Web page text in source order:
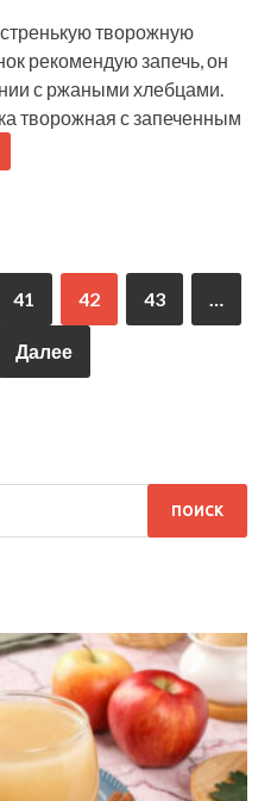
творожную
рекомендую запечь, он
с ржаными хлебцами.
творожная с запеченным
41 42 43 …
Далее